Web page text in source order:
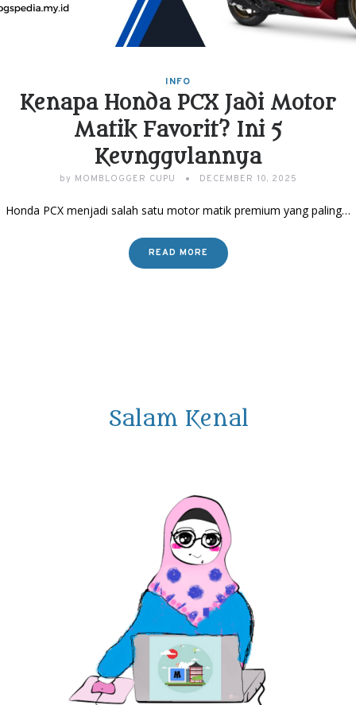
INFO
Kenapa Honda PCX Jadi Motor
Matik Favorit? Ini 5
Keunggulannya
by MOMBLOGGER CUPU DECEMBER 10, 2025
Honda PCX menjadi salah satu motor matik premium yang paling…
READ MORE
Salam Kenal